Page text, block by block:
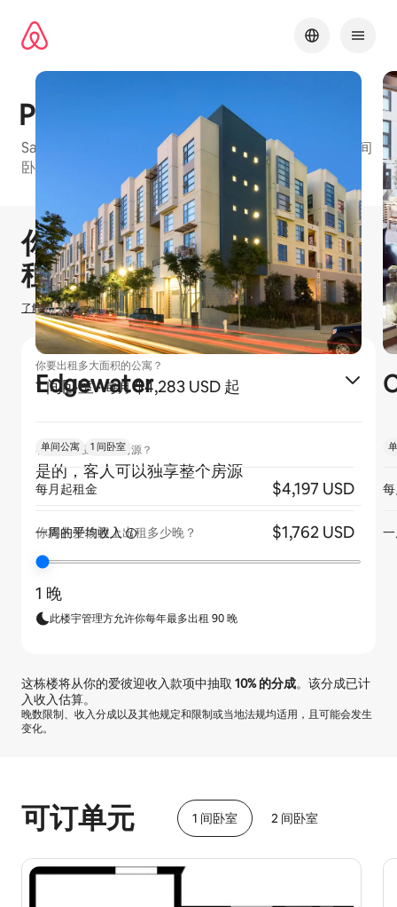
Potrero 1010
San Francisco的爱彼迎友好型公寓楼，有1 间卧室和2 间
卧室等可订单元
显示 0 项中的 0 项
你可以赚取 $0 在爱彼迎出
租房源
了解我们如何估算你的收入
你要出租多大面积的公寓？
1 间卧室·每月$4,283 USD 起
客人是否独享整个房源？
是的，客人可以独享整个房源
你将在爱彼迎上出租多少晚？
1 晚
此楼宇管理方允许你每年最多出租 90 晚
这栋楼将从你的爱彼迎收入款项中抽取 10%的分成。该分成已计
入收入估算。
晚数限制、收入分成以及其他规定和限制或当地法规均适用，且可能会发生
变化。
可订单元 1 间卧室 2 间卧室
Edgewater
单间公寓 1 间卧室
每月起租金 $4,197 USD
一周的平均收入 $1,762 USD